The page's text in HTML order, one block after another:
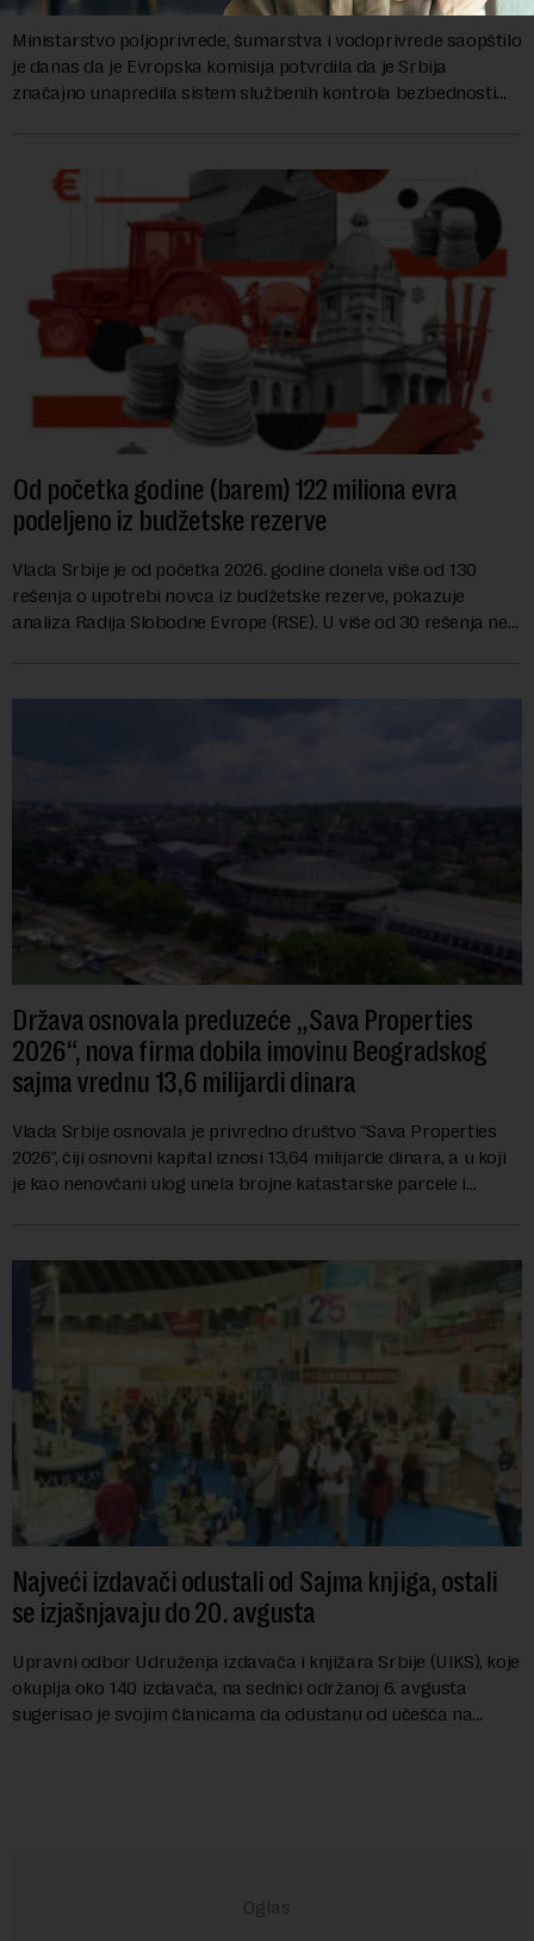
Ministarstvo poljoprivrede, šumarstva i vodoprivrede saopštilo
je danas da je Evropska komisija potvrdila da je Srbija
značajno unapredila sistem službenih kontrola bezbednosti
Od početka godine (barem) 122 miliona evra
podeljeno iz budžetske rezerve
Vlada Srbije je od početka 2026. godine donela više od 130
rešenja o upotrebi novca iz budžetske rezerve, pokazuje
analiza Radija Slobodne Evrope (RSE). U više od 30 rešenja ne
Država osnovala preduzeće „Sava Properties
2026“, nova firma dobila imovinu Beogradskog
sajma vrednu 13,6 milijardi dinara
Vlada Srbije osnovala je privredno društvo "Sava Properties
2026", čiji osnovni kapital iznosi 13,64 milijarde dinara, a u koji
je kao nenovčani ulog unela brojne katastarske parcele i
Najveći izdavači odustali od Sajma knjiga, ostali
se izjašnjavaju do 20. avgusta
Upravni odbor Udruženja izdavača i knjižara Srbije (UIKS), koje
okuplja oko 140 izdavača, na sednici održanoj 6. avgusta
sugerisao je svojim članicama da odustanu od učešća na